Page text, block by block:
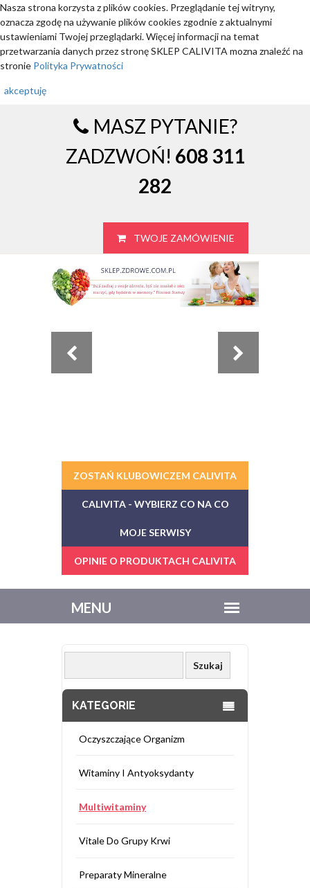
Nasza strona korzysta z plików cookies. Przeglądanie tej witryny,
oznacza zgodę na używanie plików cookies zgodnie z aktualnymi
ustawieniami Twojej przeglądarki. Więcej informacji na temat
przetwarzania danych przez stronę SKLEP CALIVITA mozna znaleźć na
stronie Polityka Prywatności
akceptuję
MASZ PYTANIE?
ZADZWOŃ! 608 311
282
TWOJE ZAMÓWIENIE
ZOSTAŃ KLUBOWICZEM CALIVITA
CALIVITA - WYBIERZ CO NA CO
MOJE SERWISY
OPINIE O PRODUKTACH CALIVITA
KATEGORIE
Oczyszczające Organizm
Witaminy I Antyoksydanty
Multiwitaminy
Vitale Do Grupy Krwi
Preparaty Mineralne